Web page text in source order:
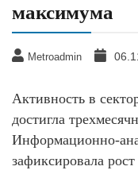
максимума
Metroadmin
Активность в
достигла
Информационно-
зафиксировала